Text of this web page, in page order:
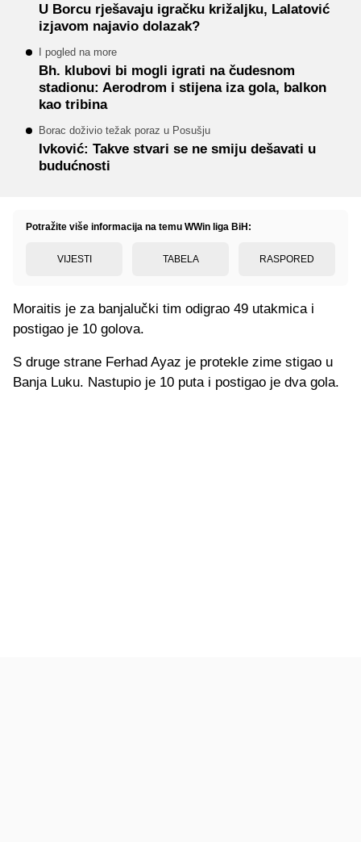
U Borcu rješavaju igračku križaljku, Lalatović
izjavom najavio dolazak?
I pogled na more
Bh. klubovi bi mogli igrati na čudesnom
stadionu: Aerodrom i stijena iza gola, balkon
kao tribina
Borac doživio težak poraz u Posušju
Ivković: Takve stvari se ne smiju dešavati u
budućnosti
Potražite više informacija na temu WWin liga BiH:
VIJESTI TABELA RASPORED
Moraitis je za banjalučki tim odigrao 49 utakmica i
postigao je 10 golova.
S druge strane Ferhad Ayaz je protekle zime stigao u
Banja Luku. Nastupio je 10 puta i postigao je dva gola.